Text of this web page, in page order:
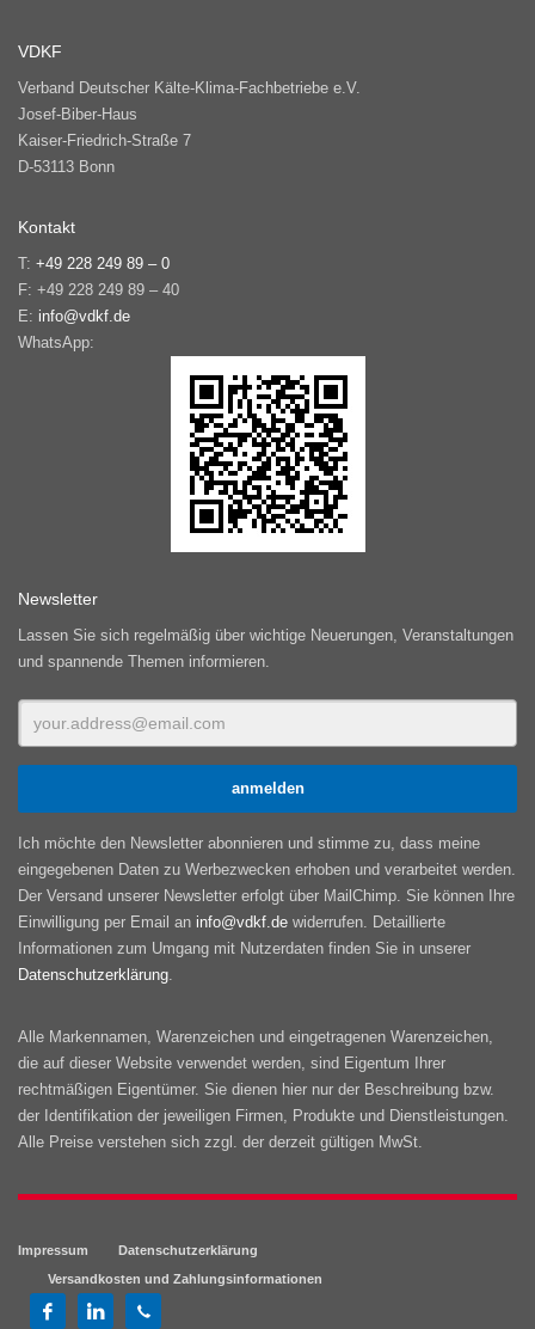
VDKF
Verband Deutscher Kälte-Klima-Fachbetriebe e.V.
Josef-Biber-Haus
Kaiser-Friedrich-Straße 7
D-53113 Bonn
Kontakt
T: +49 228 249 89 – 0
F: +49 228 249 89 – 40
E: info@vdkf.de
WhatsApp:
Newsletter
Lassen Sie sich regelmäßig über wichtige Neuerungen, Veranstaltungen
und spannende Themen informieren.
Ich möchte den Newsletter abonnieren und stimme zu, dass meine
eingegebenen Daten zu Werbezwecken erhoben und verarbeitet werden.
Der Versand unserer Newsletter erfolgt über MailChimp. Sie können Ihre
Einwilligung per Email an info@vdkf.de widerrufen. Detaillierte
Informationen zum Umgang mit Nutzerdaten finden Sie in unserer
Datenschutzerklärung
Alle Markennamen, Warenzeichen und eingetragenen Warenzeichen,
die auf dieser Website verwendet werden, sind Eigentum Ihrer
rechtmäßigen Eigentümer. Sie dienen hier nur der Beschreibung bzw.
der Identifikation der jeweiligen Firmen, Produkte und Dienstleistungen.
Alle Preise verstehen sich zzgl. der derzeit gültigen MwSt.
Impressum
Datenschutzerklärung
Versandkosten und Zahlungsinformationen